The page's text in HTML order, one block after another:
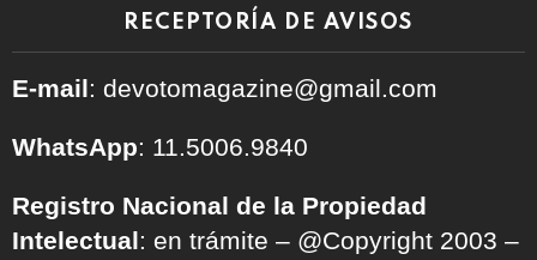
RECEPTORÍA DE AVISOS
E-mail: devotomagazine@gmail.com
WhatsApp: 11.5006.9840
Registro Nacional de la Propiedad
Intelectual: en trámite – @Copyright 2003 –